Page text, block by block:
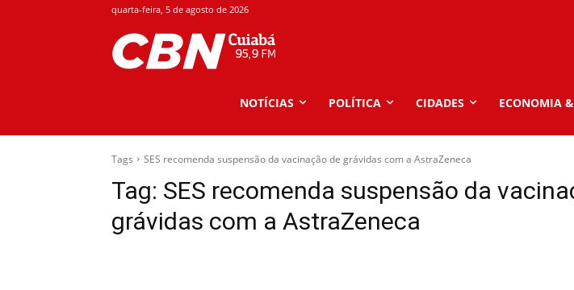
quarta-feira, 5 de agosto de 2026
NOTÍCIAS POLÍTICA CIDADES ECONOMIA
Tags SES recomenda suspensão da vacinação de grávidas com a AstraZeneca
Tag: SES recomenda suspensão da
grávidas com a AstraZeneca